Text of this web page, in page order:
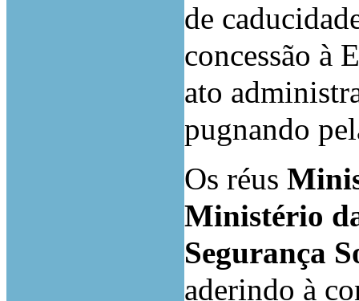
de
concessão à
ato
pugnando
Os réus
Ministério
Segurança
aderindo à